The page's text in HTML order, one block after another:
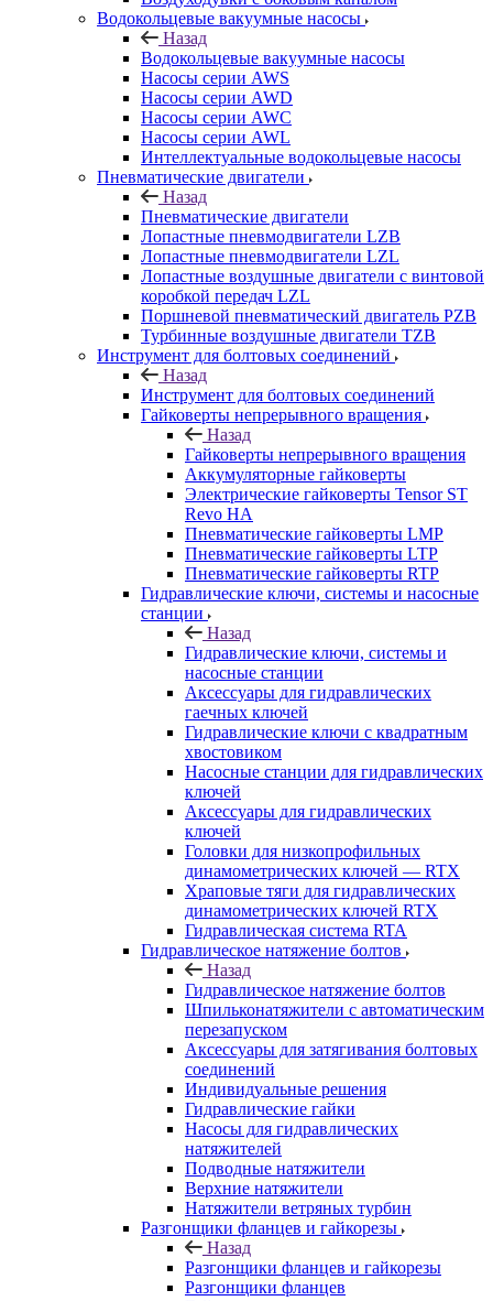
Водокольцевые вакуумные насосы
Назад
Водокольцевые вакуумные насосы
Насосы серии AWS
Насосы серии AWD
Насосы серии AWC
Насосы серии AWL
Интеллектуальные водокольцевые насосы
Пневматические двигатели
Назад
Пневматические двигатели
Лопастные пневмодвигатели LZB
Лопастные пневмодвигатели LZL
Лопастные воздушные двигатели с винтовой
коробкой передач LZL
Поршневой пневматический двигатель PZB
Турбинные воздушные двигатели TZB
Инструмент для болтовых соединений
Назад
Инструмент для болтовых соединений
Гайковерты непрерывного вращения
Назад
Гайковерты непрерывного вращения
Аккумуляторные гайковерты
Электрические гайковерты Tensor ST
Revo HA
Пневматические гайковерты LMP
Пневматические гайковерты LTP
Пневматические гайковерты RTP
Гидравлические ключи, системы и насосные
станции
Назад
Гидравлические ключи, системы и
насосные станции
Аксессуары для гидравлических
гаечных ключей
Гидравлические ключи с квадратным
хвостовиком
Насосные станции для гидравлических
ключей
Аксессуары для гидравлических
ключей
Головки для низкопрофильных
динамометрических ключей — RTX
Храповые тяги для гидравлических
динамометрических ключей RTX
Гидравлическая система RTA
Гидравлическое натяжение болтов
Назад
Гидравлическое натяжение болтов
Шпильконатяжители с автоматическим
перезапуском
Аксессуары для затягивания болтовых
соединений
Индивидуальные решения
Гидравлические гайки
Насосы для гидравлических
натяжителей
Подводные натяжители
Верхние натяжители
Натяжители ветряных турбин
Разгонщики фланцев и гайкорезы
Назад
Разгонщики фланцев и гайкорезы
Разгонщики фланцев